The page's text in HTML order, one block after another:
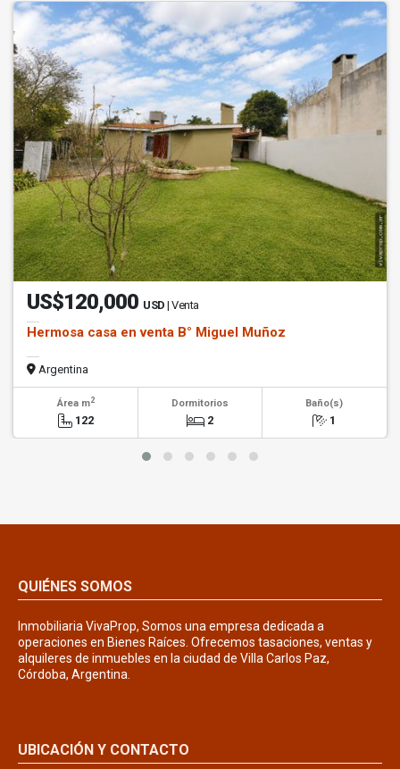
US$120,000 USD | Venta
Hermosa casa en venta B° Miguel Muñoz
Argentina
Área m2
122
Dormitorios
2
Baño(s)
1
QUIÉNES SOMOS
Inmobiliaria VivaProp, Somos una empresa dedicada a
operaciones en Bienes Raíces. Ofrecemos tasaciones, ventas y
alquileres de inmuebles en la ciudad de Villa Carlos Paz,
Córdoba, Argentina.
UBICACIÓN Y CONTACTO